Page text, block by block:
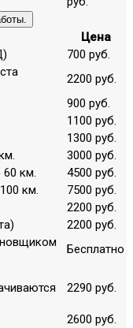
Цена
700 руб.
2200 руб.
900 руб.
1100 руб.
1300 руб.
3000 руб.
км.
4500 руб.
км.
7500 руб.
2200 руб.
2200 руб.
Бесплатно
2290 руб.
2600 руб.